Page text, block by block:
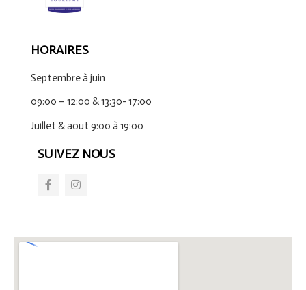
HORAIRES
Septembre à juin
09:00 – 12:00 & 13:30- 17:00
Juillet & aout 9:00 à 19:00
SUIVEZ NOUS